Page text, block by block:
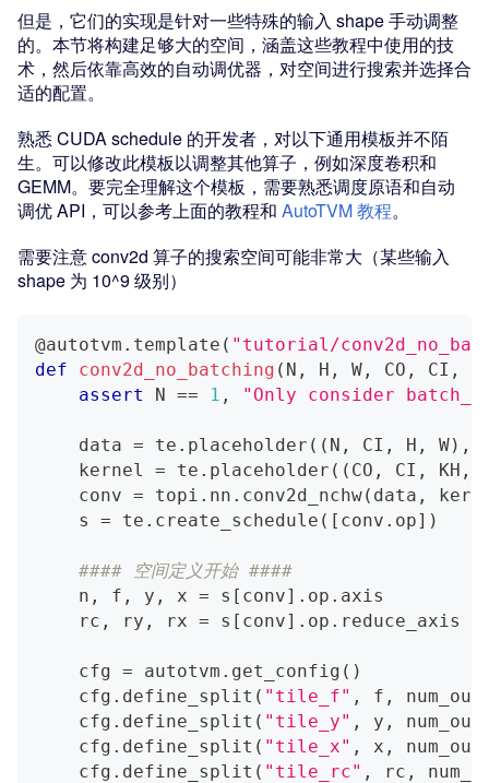
但是，它们的实现是针对一些特殊的输入 shape 手动调整
的。本节将构建足够大的空间，涵盖这些教程中使用的技
术，然后依靠高效的自动调优器，对空间进行搜索并选择合
适的配置。
熟悉 CUDA schedule 的开发者，对以下通用模板并不陌
生。可以修改此模板以调整其他算子，例如深度卷积和
GEMM。要完全理解这个模板，需要熟悉调度原语和自动
调优 API，可以参考上面的教程和 AutoTVM 教程。
需要注意 conv2d 算子的搜索空间可能非常大（某些输入
shape 为 10^9 级别）
@autotvm . template ( "tutorial/
def
conv2d_no_batching ( N , H , W , CO , CI ,
assert
N == 1 , "Only consider
    data
= te . placeholder ( ( N , CI , H , W) ,
    kernel
= te . placeholder ( ( CO , CI , KH ,
    conv
= topi . nn . conv2d_nchw( data ,
    s
= te . create_schedule ( [ conv . op] )
#### 空间定义开始 ####
    n
, f , y , x = s [ conv] . op . axis
    rc
, ry , rx = s [ conv] . op . reduce_axis
    cfg
= autotvm . get_config ( )
    cfg
. define_split ( "tile_f" , f ,
    cfg
. define_split ( "tile_y" , y ,
    cfg
. define_split ( "tile_x" , x ,
    cfg
. define_split ( "tile_rc" , rc ,